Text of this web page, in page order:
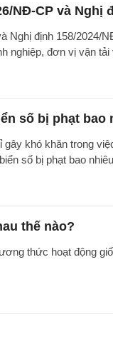
NĐ-CP và
Nghị định 158/
nghiệp, đơn vị vận
số bị phạt bao
khó khăn trong
số bị phạt bao
thế nào?
thức hoạt động